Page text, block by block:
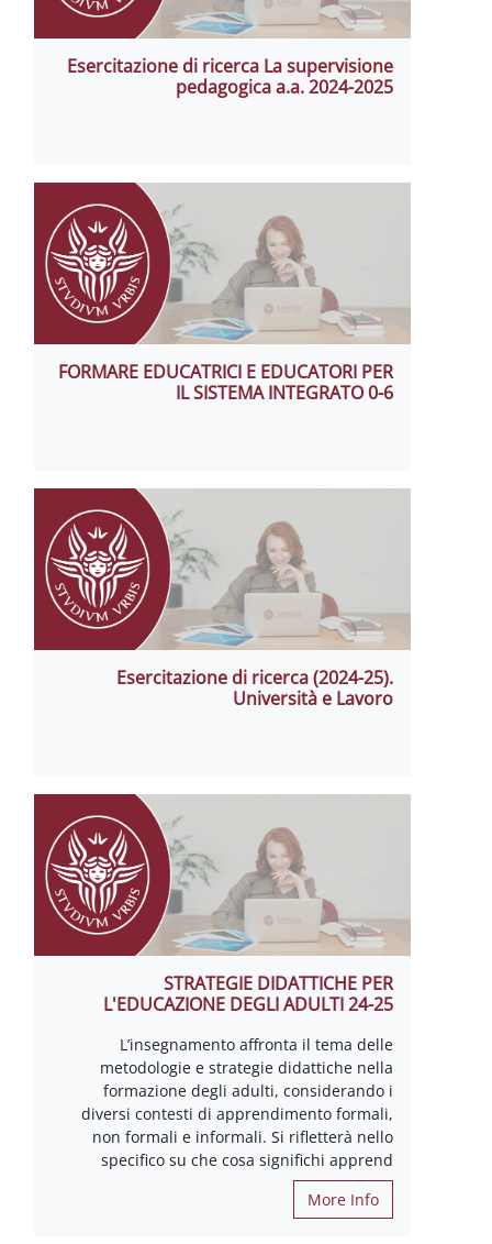
Esercitazione di ricerca La
pedagogica a.a. 2024-
FORMARE EDUCATRICI E EDUCATORI
IL SISTEMA
Esercitazione di ricerca
Università e
STRATEGIE DIDATTICHE
L'EDUCAZIONE DEGLI ADULTI
L’insegnamento affronta il tema
metodologie e strategie didattiche
formazione degli adulti,
diversi contesti di apprendimento
non formali e informali. Si rifletterà
specifico su che cosa significhi